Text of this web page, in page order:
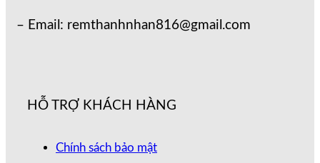
– Email: remthanhnhan816@gmail.com
HỖ TRỢ KHÁCH HÀNG
Chính sách bảo mật